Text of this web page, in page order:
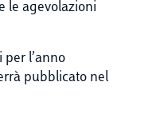
le agevolazioni
per l’anno
pubblicato nel